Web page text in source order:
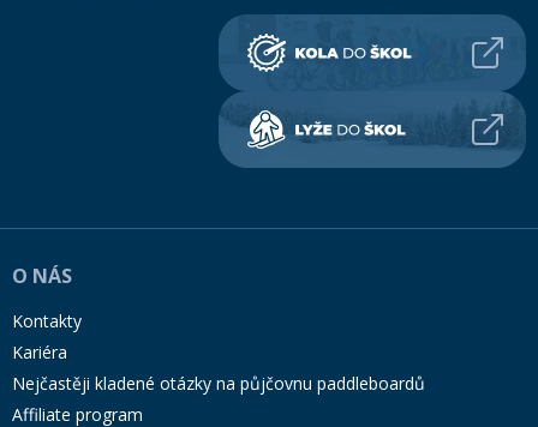
O NÁS
Kontakty
Kariéra
Nejčastěji kladené otázky na půjčovnu paddleboardů
Affiliate program